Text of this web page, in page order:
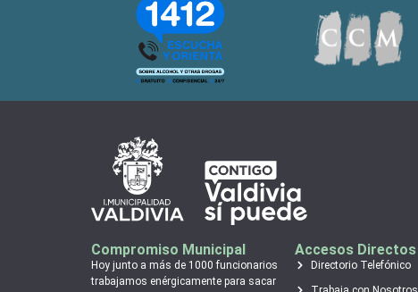
Compromiso Municipal
Hoy junto a más de 1000 funcionarios
trabajamos enérgicamente para sacar
Accesos Directos
Directorio Telefónico